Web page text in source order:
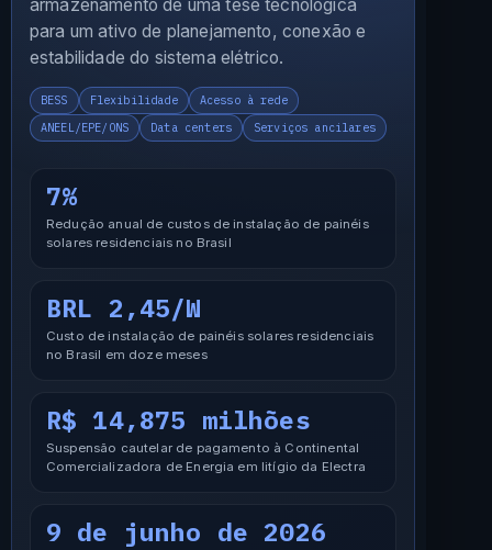
armazenamento de uma tese tecnológica
para um ativo de planejamento, conexão e
estabilidade do sistema elétrico.
BESS Flexibilidade
Acesso à rede
ANEEL/EPE/ONS
Data centers Serviços ancilares
7%
Redução anual de custos de instalação de painéis
solares residenciais no Brasil
BRL 2,45/W
Custo de instalação de painéis solares residenciais
no Brasil em doze meses
R$ 14,875 milhões
Suspensão cautelar de pagamento à Continental
Comercializadora de Energia em litígio da Electra
9 de junho de 2026